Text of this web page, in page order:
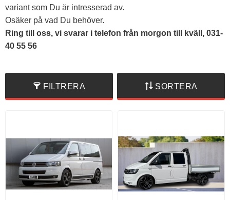
variant som Du är intresserad av.
Osäker på vad Du behöver.
Ring till oss, vi svarar i telefon från morgon till kväll, 031-
40 55 56
FILTRERA SORTERA